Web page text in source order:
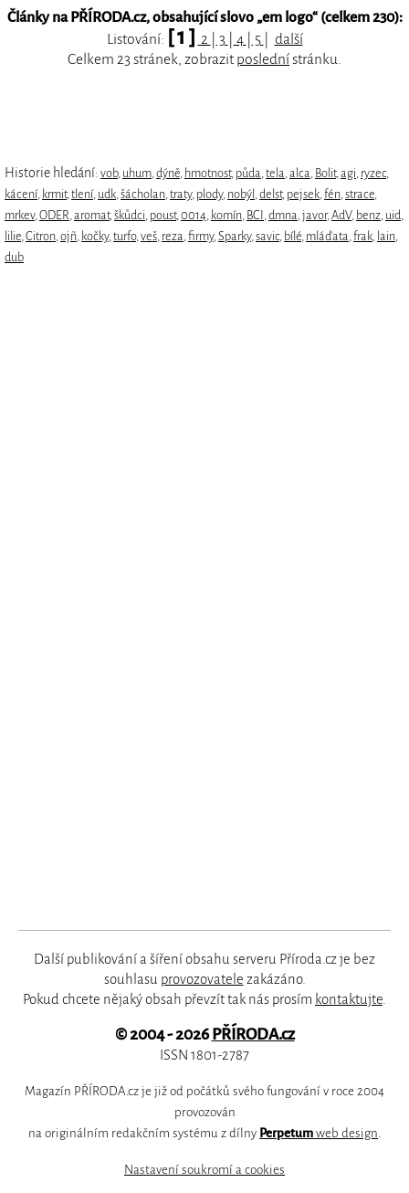
Články na PŘÍRODA.cz, obsahující slovo „em logo“ (celkem 230):
Listování: [ 1 ] 2 3 4 5
další
Celkem 23 stránek, zobrazitposlednístránku.
Historie hledání: vob, uhum,dýně, hmotnost, půda,tela,alca, Bolit,agi, ryzec,
kácení, krmit,tlení, udk,šácholan,traty, plody, nobýl ,delst, pejsek,fén,strace,
mrkev,ODER,aromat,škůdci, poust,0014, komín, BCI ,dmna,javor,AdV, benz, uid,
lilie,Citron,ojñ, kočky,turfo,veš, reza,firmy,Sparky,savic, bílé, mláďata,frak, lain,
dub
Další publikování a šíření obsahu serveru Příroda.cz je bez
souhlasu provozovatele zakázáno.
Pokud chcete nějaký obsah převzít tak nás prosím kontaktujte.
© 2004 - 2026PŘÍRODA.cz
ISSN 1801-2787
Magazín PŘÍRODA.cz je již od počátků svého fungování v roce 2004
provozován
na originálním redakčním systému z dílny Perpetum web design
Nastavení soukromí a cookies